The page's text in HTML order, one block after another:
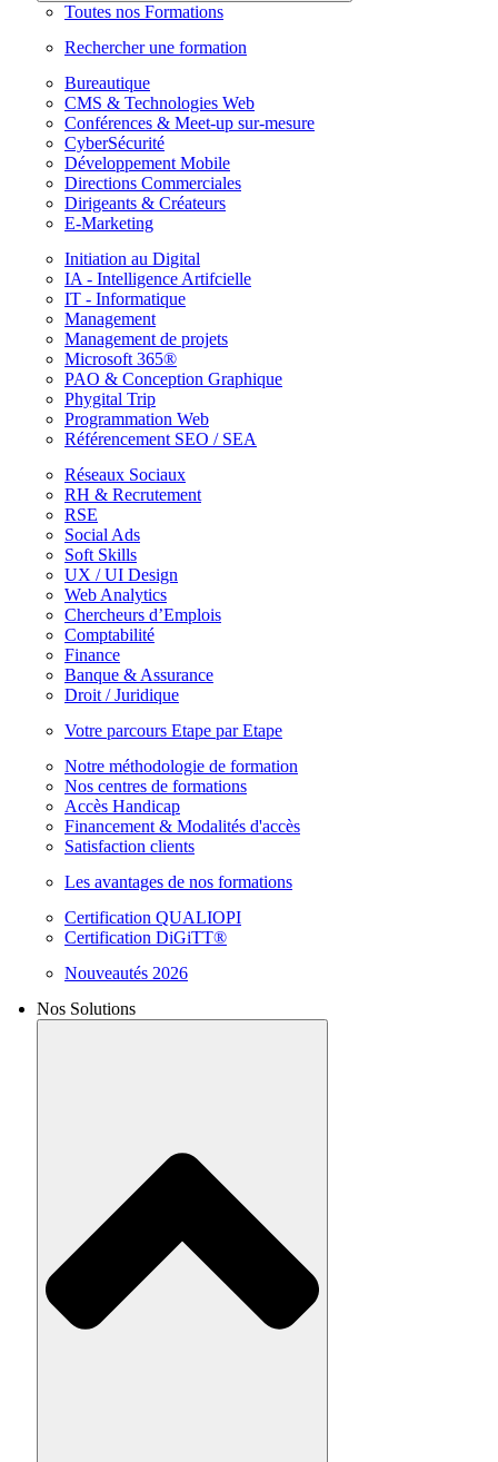
Toutes nos Formations
Rechercher une formation
Bureautique
CMS & Technologies Web
Conférences & Meet-up sur-mesure
CyberSécurité
Développement Mobile
Directions Commerciales
Dirigeants & Créateurs
E-Marketing
Initiation au Digital
IA - Intelligence Artifcielle
IT - Informatique
Management
Management de projets
Microsoft 365®
PAO & Conception Graphique
Phygital Trip
Programmation Web
Référencement SEO / SEA
Réseaux Sociaux
RH & Recrutement
RSE
Social Ads
Soft Skills
UX / UI Design
Web Analytics
Chercheurs d’Emplois
Comptabilité
Finance
Banque & Assurance
Droit / Juridique
Votre parcours Etape par Etape
Notre méthodologie de formation
Nos centres de formations
Accès Handicap
Financement & Modalités d'accès
Satisfaction clients
Les avantages de nos formations
Certification QUALIOPI
Certification DiGiTT®
Nouveautés 2026
Nos Solutions